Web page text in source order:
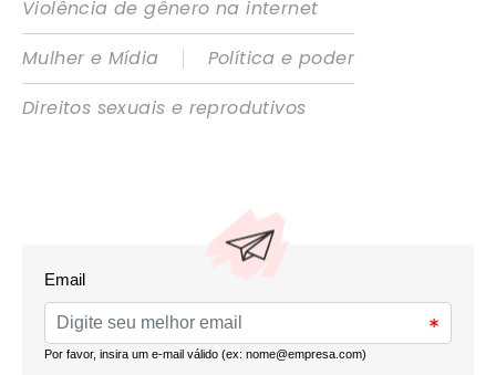
Violência de gênero na internet
Mulher e Mídia
|
Política e poder
Direitos sexuais e reprodutivos